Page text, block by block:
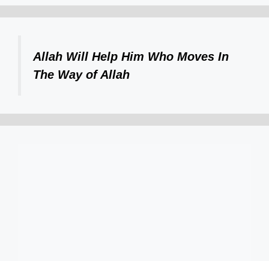
Allah Will Help Him Who Moves In
The Way of Allah